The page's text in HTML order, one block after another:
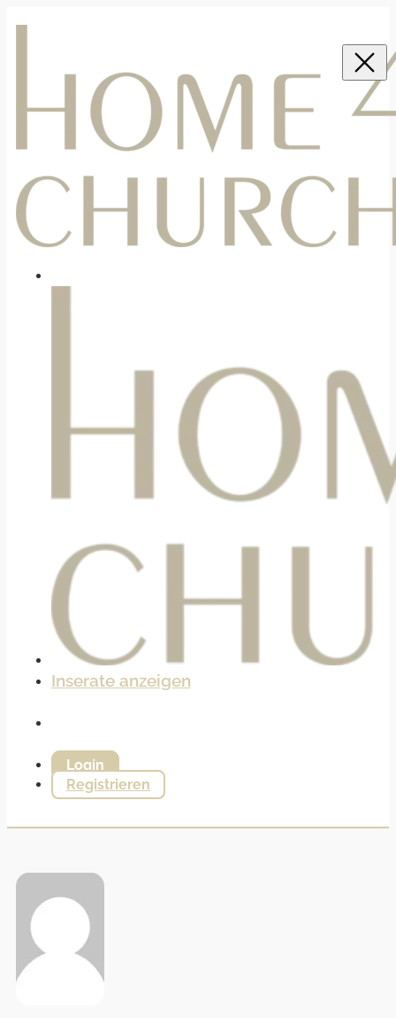
Inserate anzeigen
Login
Registrieren